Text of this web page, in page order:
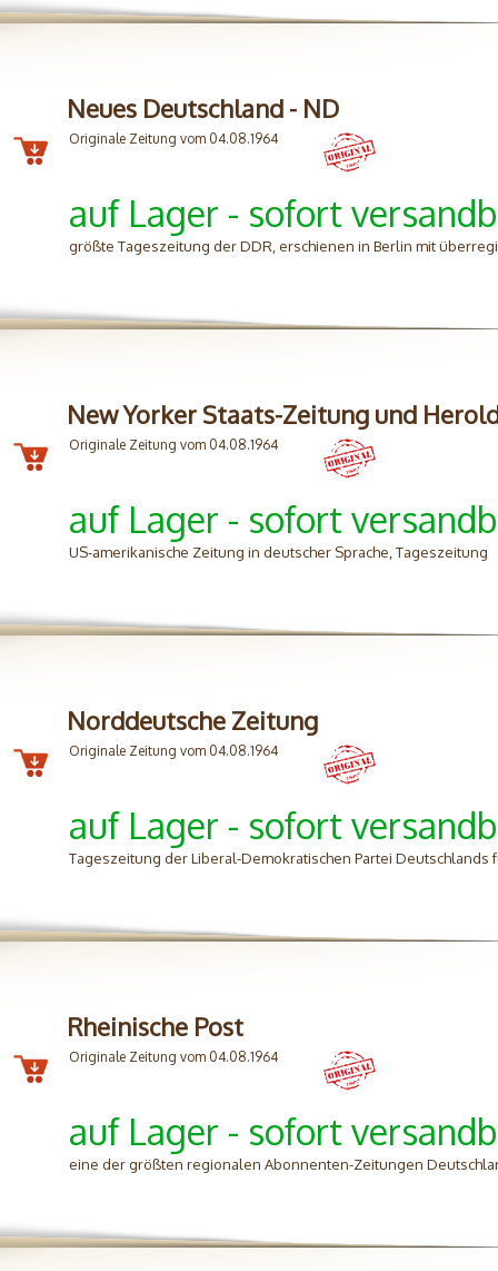
Neues Deutschland - ND
Originale Zeitung vom 04.08.1964
auf Lager - sofort
größte Tageszeitung der DDR, erschienen in Berlin mit
New Yorker Staats-Zeitung und
Originale Zeitung vom 04.08.1964
auf Lager - sofort
US-amerikanische Zeitung in deutscher Sprache, Tageszeitung
Norddeutsche Zeitung
Originale Zeitung vom 04.08.1964
auf Lager - sofort
Tageszeitung der Liberal-Demokratischen Partei
Rheinische Post
Originale Zeitung vom 04.08.1964
auf Lager - sofort
eine der größten regionalen Abonnenten-Zeitungen